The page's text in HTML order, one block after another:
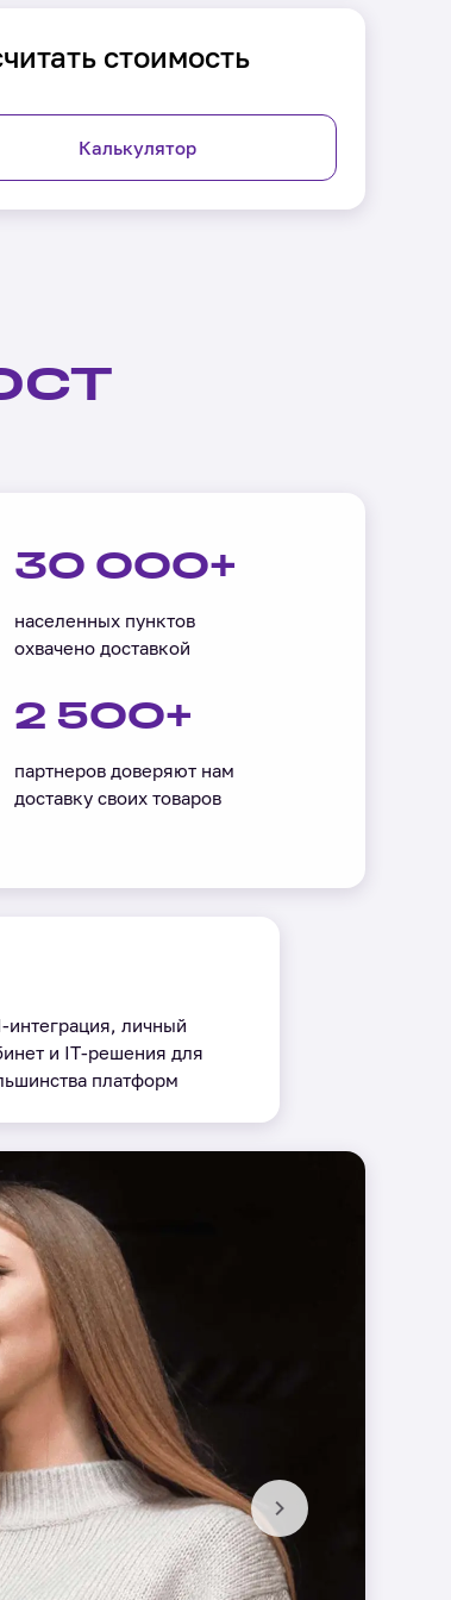
стоимость
Калькулятор
30 000+
населенных пунктов
охвачено доставкой
2 500+
партнеров доверяют нам
доставку своих товаров
интеграция, личный
и IT-решения для
платформ